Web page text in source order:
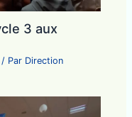
3 aux
/ Par Direction